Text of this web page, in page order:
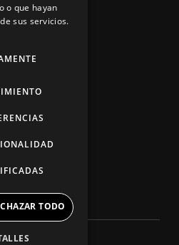
o que hayan
sus servicios.
TODO